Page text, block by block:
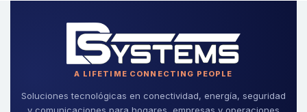
A LIFETIME CONNECTING PEOPLE
Soluciones tecnológicas en conectividad, energía, seguridad